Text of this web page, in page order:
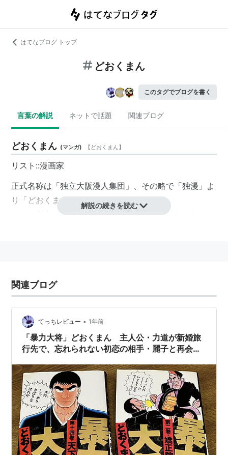
はてなブログ トップ
どおくまん
このタグでブログを書く
言葉の解説 ネットで話題 関連ブログ
どおくまん (マンガ) 【どおくまん】
リスト::漫画家
正式名称は「独立大阪漫人集団」、その略で「独漫」よ
り「どおくまん」と。
ただし創立メンバー四人が「どおくまん」「
とプロダクション名の場合と混在している。
どおくまんプロ
正式の名前は、独立大阪漫人集団。漫画好きや漫画みた
いな人が４人そろっている。団長は独漫さん。ドクマン
(メガネの人が独漫さん)
花田秀治郎くん 第一巻(1976年、立風書房)より
主な作品
「嗚呼!!花の応援団」
暴力大将
解説の続きを読む
関連ブログ
てっちレビュー • 1年前
「暴力大将」どおくまん 主人公・力道が新婚旅
行先で、忘れられない初恋の相手・麗子と再会
興味深い （名作考察）